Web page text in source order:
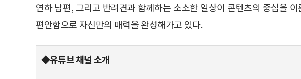
연하 남편, 그리고 반려견과 함께하는 소소한 일상이 콘텐츠의 중심을
편안함으로 자신만의 매력을 완성해가고 있다.
◆유튜브 채널 소개